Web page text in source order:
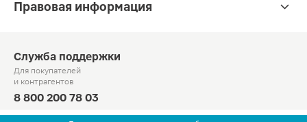
Правовая информация
Служба поддержки
Для покупателей
и контрагентов
8 800 200 78 03
Круглосуточно, звонок по России бесплатный